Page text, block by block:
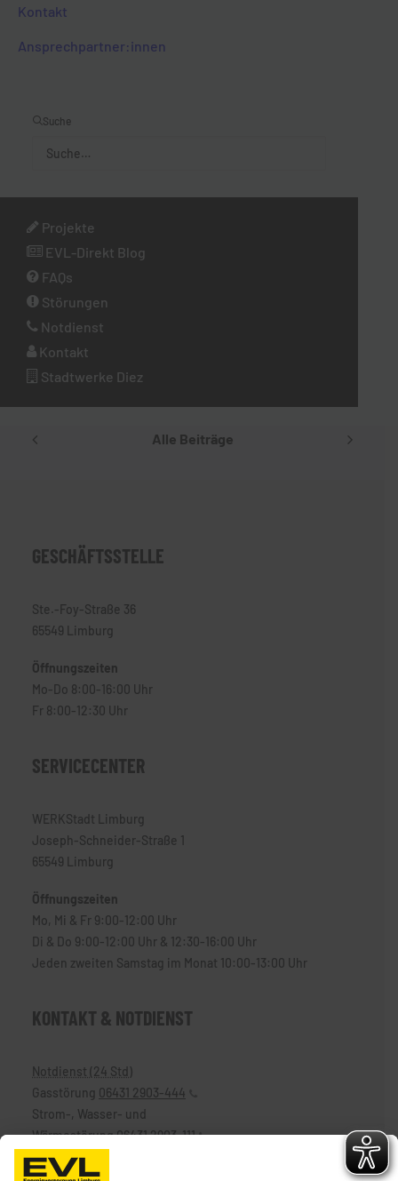
Kontakt
Ansprechpartner­:innen
Suche
Projekte
EVL-Direkt Blog
FAQs
Störungen
Notdienst
Kontakt
Stadtwerke Diez
KONTAKT
NEWSLETTER
rund um Limburg und der EVL erhalten!
Newsletteranmeldung
Alle Beiträge
GESCHÄFTSSTELLE
Ste.-Foy-Straße 36
65549 Limburg
Öffnungszeiten
Mo-Do 8:00-16:00 Uhr
Fr 8:00-12:30 Uhr
SERVICECENTER
WERKStadt Limburg
Joseph-Schneider-Straße 1
65549 Limburg
Öffnungszeiten
Mo, Mi & Fr 9:00-12:00 Uhr
Di & Do 9:00-12:00 Uhr & 12:30-16:00 Uhr
Jeden zweiten Samstag im Monat 10:00-13:00 Uhr
KONTAKT & NOTDIENST
Notdienst (24 Std)
Gasstörung 06431 2903-444
Strom-, Wasser- und
Wärmestörung06431 2903-111
Telefon 06431 2903-0